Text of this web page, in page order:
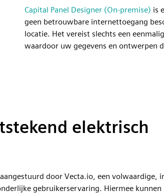
Capital Panel Designer (On-premise) is
geen betrouwbare internettoegang
locatie. Het vereist slechts een
waardoor uw gegevens en ontwerpen
elektrisch
door Vecta.io, een volwaardige,
gebruikerservaring. Hiermee kunnen